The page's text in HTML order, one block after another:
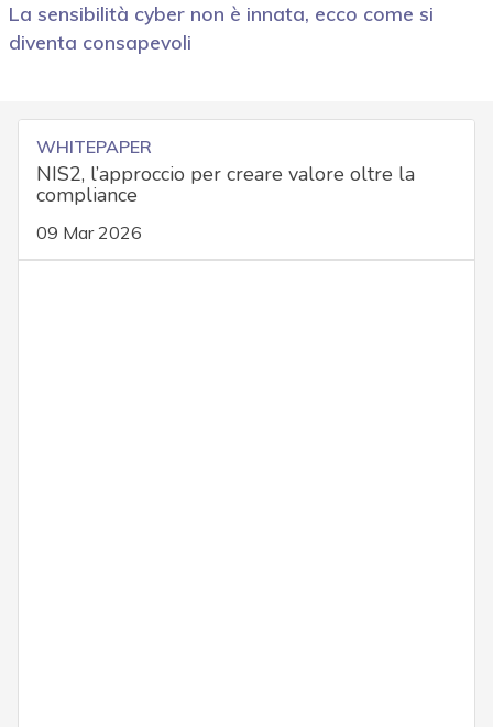
La sensibilità cyber non è innata, ecco come si
diventa consapevoli
WHITEPAPER
NIS2, l’approccio per creare valore oltre la
compliance
09 Mar 2026